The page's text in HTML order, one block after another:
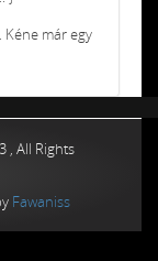
már egy
, All Rights
Fawaniss